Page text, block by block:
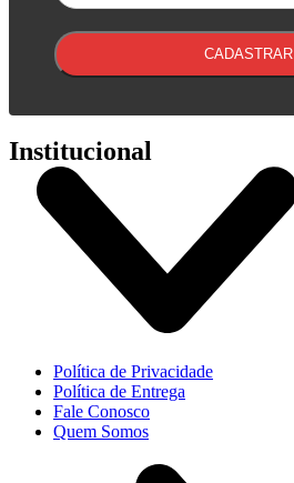
CADASTRAR
Institucional
Política de Privacidade
Política de Entrega
Fale Conosco
Quem Somos